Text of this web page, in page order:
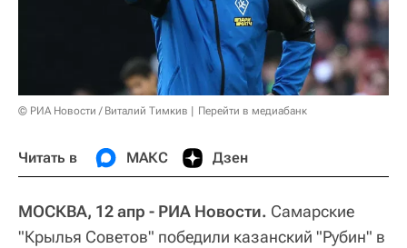
© РИА Новости / Виталий Тимкив Перейти в медиабанк
Читать в МАКС Дзен
МОСКВА, 12 апр - РИА Новости. Самарские
"Крылья Советов" победили казанский "Рубин" в